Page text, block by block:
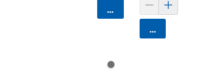
카트에 담기
카트에 담기